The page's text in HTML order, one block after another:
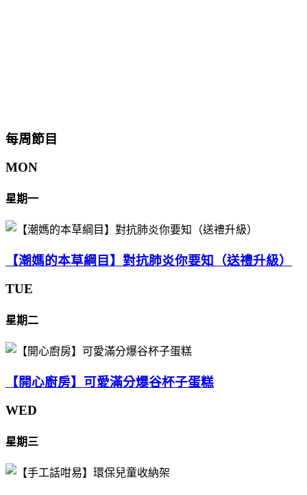
每周節目
MON
星期一
【潮媽的本草綱目】對抗肺炎你要知（送禮升級）
TUE
星期二
【開心廚房】可愛滿分爆谷杯子蛋糕
WED
星期三